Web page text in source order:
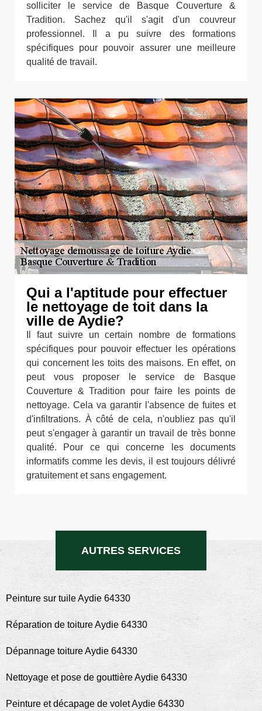
solliciter le service de Basque Couverture &
Tradition. Sachez qu'il s'agit d'un couvreur
professionnel. Il a pu suivre des formations
spécifiques pour pouvoir assurer une meilleure
qualité de travail.
Qui a l'aptitude pour effectuer
le nettoyage de toit dans la
ville de Aydie?
Il faut suivre un certain nombre de formations
spécifiques pour pouvoir effectuer les opérations
qui concernent les toits des maisons. En effet, on
peut vous proposer le service de Basque
Couverture & Tradition pour faire les points de
nettoyage. Cela va garantir l'absence de fuites et
d'infiltrations. À côté de cela, n'oubliez pas qu'il
peut s'engager à garantir un travail de très bonne
qualité. Pour ce qui concerne les documents
informatifs comme les devis, il est toujours délivré
gratuitement et sans engagement.
AUTRES SERVICES
Peinture sur tuile Aydie 64330
Réparation de toiture Aydie 64330
Dépannage toiture Aydie 64330
Nettoyage et pose de gouttière Aydie 64330
Peinture et décapage de volet Aydie 64330